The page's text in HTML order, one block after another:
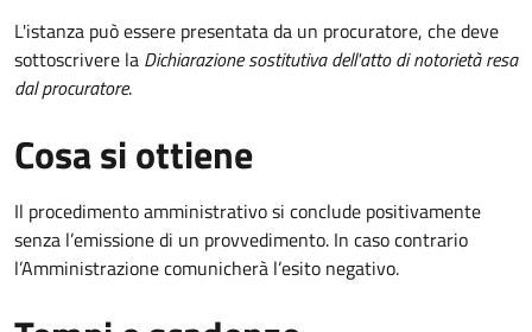
L'istanza può essere presentata da un procuratore, che deve
sottoscrivere la Dichiarazione sostitutiva dell'atto di notorietà resa
dal procuratore.
Cosa si ottiene
Il procedimento amministrativo si conclude positivamente
senza l’emissione di un provvedimento. In caso contrario
l’Amministrazione comunicherà l’esito negativo.